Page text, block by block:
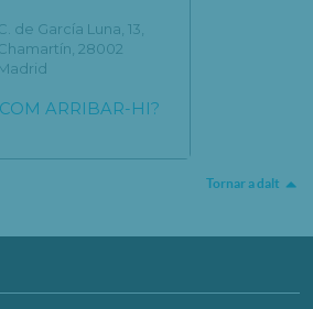
de García Luna, 13,
28002
COM ARRIBAR-HI?
Tornar a dalt